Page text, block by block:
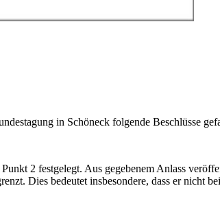
in Schöneck folgende Beschlüsse
2 festgelegt. Aus gegebenem Anlass
Dies bedeutet insbesondere, dass er nicht